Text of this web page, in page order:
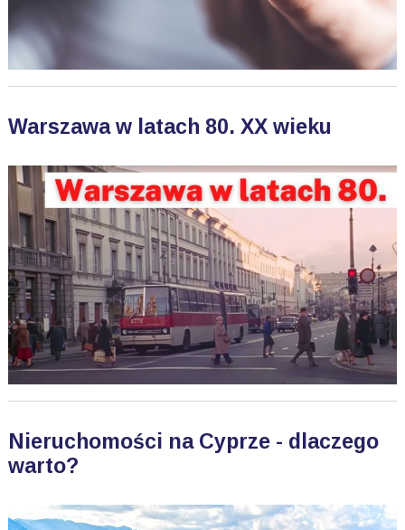
Warszawa w latach 80. XX wieku
Nieruchomości na Cyprze - dlaczego
warto?